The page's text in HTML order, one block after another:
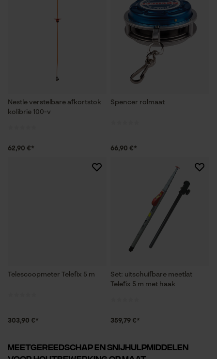
Nestle verstelbare afkortstok
kolibrie 100-v
62,90 €*
Spencer rolmaat
66,90 €*
Telescoopmeter Telefix 5 m
303,90 €*
Set: uitschuifbare meetlat
Telefix 5 m met haak
359,79 €*
Meetgereedschap en snijhulpmiddelen